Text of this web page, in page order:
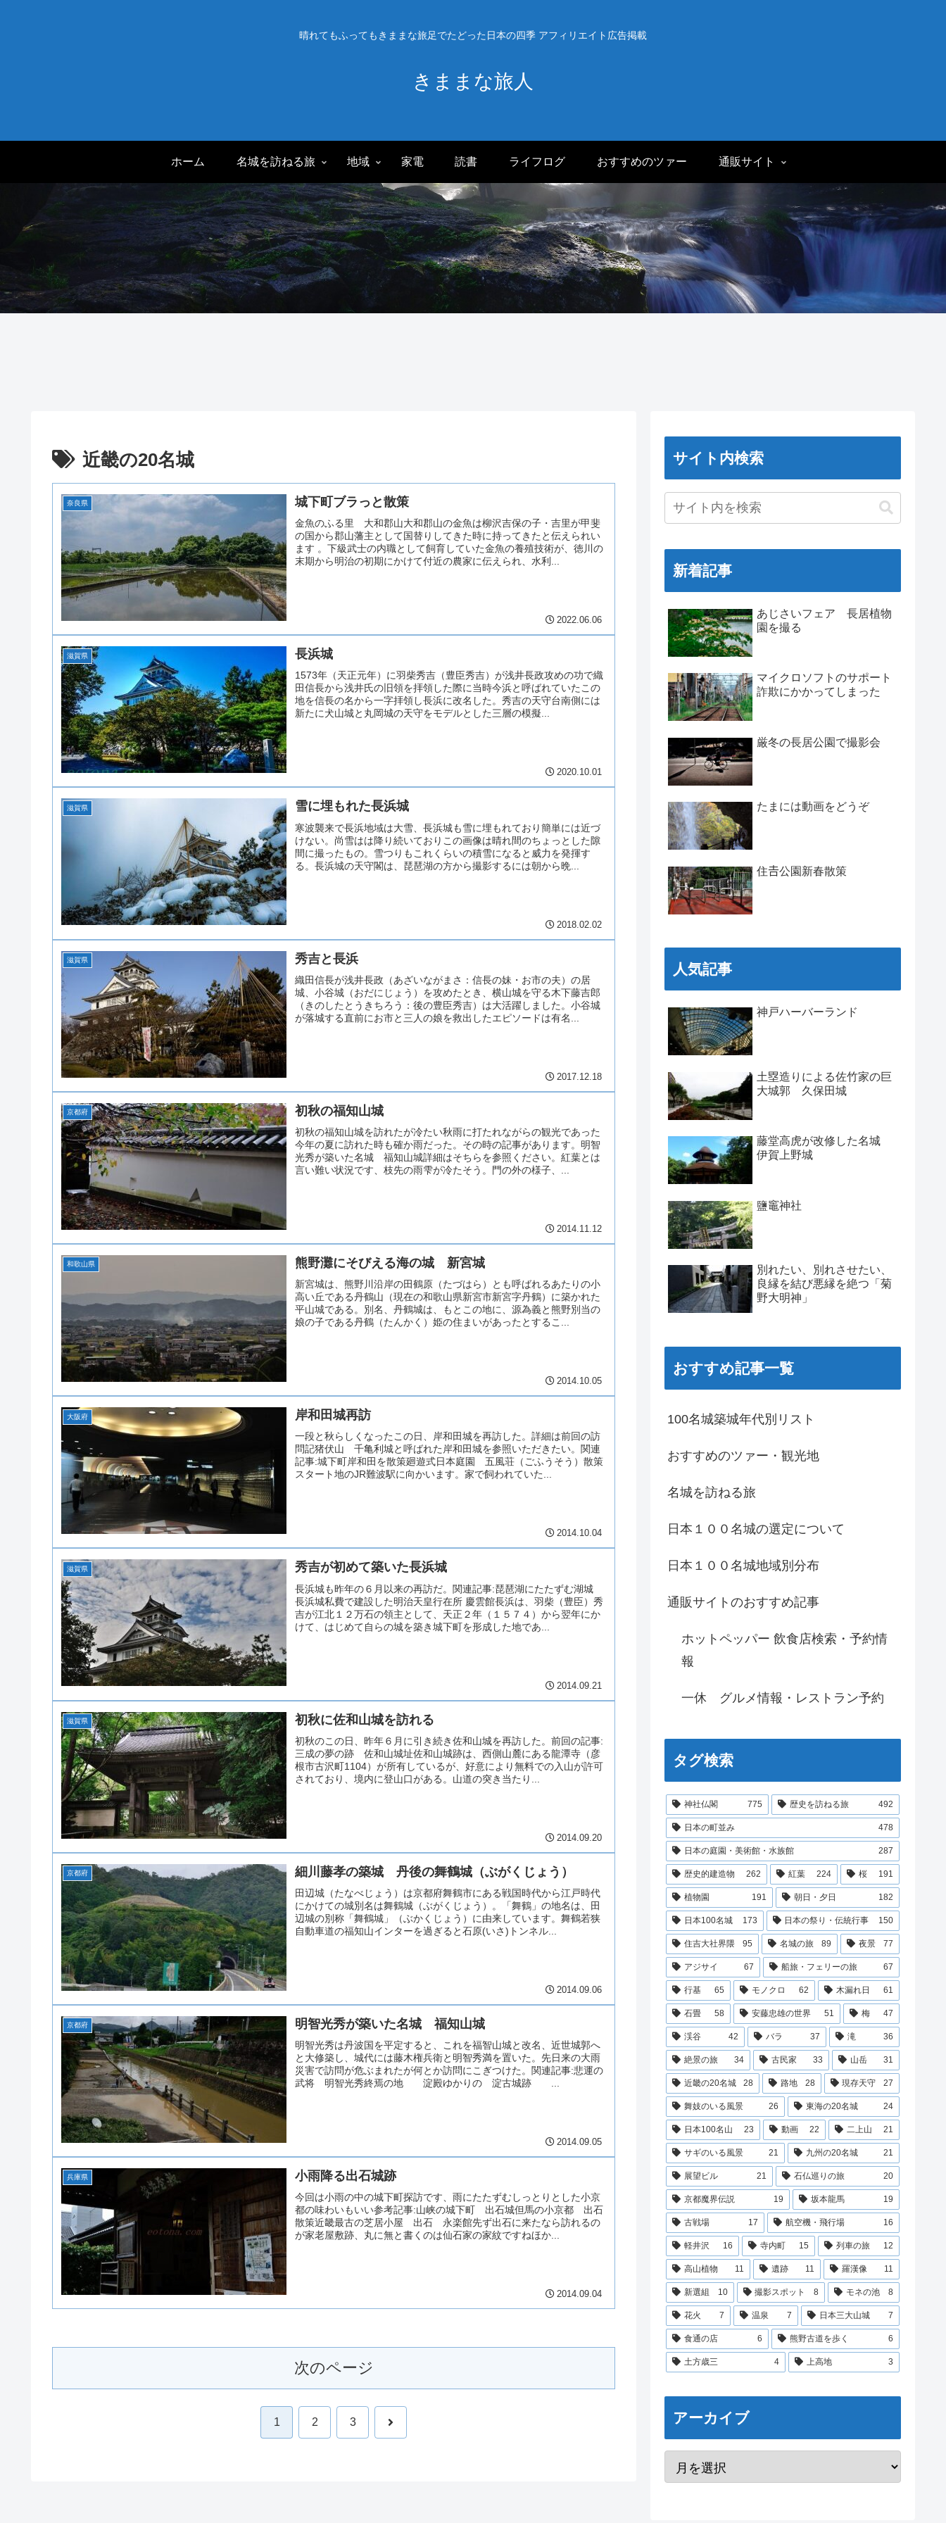
晴れてもふってもきままな旅足でたどった日本の四季 アフィリエイト広告掲載
きままな旅人
ホーム 名城を訪ねる旅 地域 家電 読書 ライフログ おすすめのツァー 通販サイト
近畿の20名城
奈良県 城下町ブラっと散策
金魚のふる里 大和郡山大和郡山の金魚は柳沢吉保の子・吉里が甲斐
の国から郡山藩主として国替りしてきた時に持ってきたと伝えられい
ます 。下級武士の内職として飼育していた金魚の養殖技術が、徳川の
末期から明治の初期にかけて付近の農家に伝えられ、水利...
2022.06.06
滋賀県 長浜城
1573年（天正元年）に羽柴秀吉（豊臣秀吉）が浅井長政攻めの功で織
田信長から浅井氏の旧領を拝領した際に当時今浜と呼ばれていたこの
地を信長の名から一字拝領し長浜に改名した。秀吉の天守台南側には
新たに犬山城と丸岡城の天守をモデルとした三層の模擬...
2020.10.01
滋賀県 雪に埋もれた長浜城
寒波襲来で長浜地域は大雪、長浜城も雪に埋もれており簡単には近づ
けない。尚雪はは降り続いておりこの画像は晴れ間のちょっとした隙
間に撮ったもの。雪つりもこれくらいの積雪になると威力を発揮す
る。長浜城の天守閣は、琵琶湖の方から撮影するには朝から晩...
2018.02.02
滋賀県 秀吉と長浜
織田信長が浅井長政（あざいながまさ：信長の妹・お市の夫）の居
城、小谷城（おだにじょう）を攻めたとき、横山城を守る木下藤吉郎
（きのしたとうきちろう：後の豊臣秀吉）は大活躍しました。小谷城
が落城する直前にお市と三人の娘を救出したエピソードは有名...
2017.12.18
京都府 初秋の福知山城
初秋の福知山城を訪れたが冷たい秋雨に打たれながらの観光であった
今年の夏に訪れた時も確か雨だった。その時の記事があります。明智
光秀が築いた名城 福知山城詳細はそちらを参照ください。紅葉とは
言い難い状況です、枝先の雨雫が冷たそう。門の外の様子、...
2014.11.12
和歌山県 熊野灘にそびえる海の城 新宮城
新宮城は、熊野川沿岸の田鶴原（たづはら）とも呼ばれるあたりの小
高い丘である丹鶴山（現在の和歌山県新宮市新宮字丹鶴）に築かれた
平山城である。別名、丹鶴城は、もとこの地に、源為義と熊野別当の
娘の子である丹鶴（たんかく）姫の住まいがあったとするこ...
2014.10.05
大阪府 岸和田城再訪
一段と秋らしくなったこの日、岸和田城を再訪した。詳細は前回の訪
問記猪伏山 千亀利城と呼ばれた岸和田城を参照いただきたい。関連
記事:城下町岸和田を散策廻遊式日本庭園 五風荘（ごふうそう）散策
スタート地のJR難波駅に向かいます。家で飼われていた...
2014.10.04
滋賀県 秀吉が初めて築いた長浜城
長浜城も昨年の６月以来の再訪だ。関連記事:琵琶湖にたたずむ湖城
長浜城私費で建設した明治天皇行在所 慶雲館長浜は、羽柴（豊臣）秀
吉が江北１２万石の領主として、天正２年（１５７４）から翌年にか
けて、はじめて自らの城を築き城下町を形成した地であ...
2014.09.21
滋賀県 初秋に佐和山城を訪れる
初秋のこの日、昨年６月に引き続き佐和山城を再訪した。前回の記事:
三成の夢の跡 佐和山城址佐和山城跡は、西側山麓にある龍潭寺（彦
根市古沢町1104）が所有しているが、好意により無料での入山が許可
されており、境内に登山口がある。山道の突き当たり...
2014.09.20
京都府 細川藤孝の築城 丹後の舞鶴城（ぶがくじょう）
田辺城（たなべじょう）は京都府舞鶴市にある戦国時代から江戸時代
にかけての城別名は舞鶴城（ぶがくじょう）。「舞鶴」の地名は、田
辺城の別称「舞鶴城」（ぶかくじょう）に由来しています。舞鶴若狭
自動車道の福知山インターを過ぎると石原(いさ)トンネル...
2014.09.06
京都府 明智光秀が築いた名城 福知山城
明智光秀は丹波国を平定すると、これを福智山城と改名、近世城郭へ
と大修築し、城代には藤木権兵衛と明智秀満を置いた。先日来の大雨
災害で訪問が危ぶまれたが何とか訪問にこぎつけた。関連記事:悲運の
武将 明智光秀終焉の地 淀殿ゆかりの 淀古城跡 ...
2014.09.05
兵庫県 小雨降る出石城跡
今回は小雨の中の城下町探訪です、雨にたたずむしっとりとした小京
都の味わいもいい参考記事:山峡の城下町 出石城但馬の小京都 出石
散策近畿最古の芝居小屋 出石 永楽館先ず出石に来たなら訪れるの
が家老屋敷跡、丸に無と書くのは仙石家の家紋ですねほか...
2014.09.04
次のページ
1 2 3 次
サイト内検索
新着記事
あじさいフェア 長居植物
園を撮る
マイクロソフトのサポート
詐欺にかかってしまった
厳冬の長居公園で撮影会
たまには動画をどうぞ
住𠮷公園新春散策
人気記事
神戸ハーバーランド
土塁造りによる佐竹家の巨
大城郭 久保田城
藤堂高虎が改修した名城
伊賀上野城
鹽竈神社
別れたい、別れさせたい、
良縁を結び悪縁を絶つ「菊
野大明神」
おすすめ記事一覧
100名城築城年代別リスト
おすすめのツァー・観光地
名城を訪ねる旅
日本１００名城の選定について
日本１００名城地域別分布
通販サイトのおすすめ記事
ホットペッパー 飲食店検索・予約情
報
一休 グルメ情報・レストラン予約
タグ検索
神社仏閣 775 歴史を訪ねる旅 492
日本の町並み 478
日本の庭園・美術館・水族館 287
歴史的建造物 262 紅葉 224 桜 191
植物園 191 朝日・夕日 182
日本100名城 173 日本の祭り・伝統行事 150
住吉大社界隈 95 名城の旅 89 夜景 77
アジサイ 67 船旅・フェリーの旅 67
行基 65 モノクロ 62 木漏れ日 61
石畳 58 安藤忠雄の世界 51 梅 47
渓谷 42 バラ 37 滝 36
絶景の旅 34 古民家 33 山岳 31
近畿の20名城 28 路地 28 現存天守 27
舞妓のいる風景 26 東海の20名城 24
日本100名山 23 動画 22 二上山 21
サギのいる風景 21 九州の20名城 21
展望ビル 21 石仏巡りの旅 20
京都魔界伝説 19 坂本龍馬 19
古戦場 17 航空機・飛行場 16
軽井沢 16 寺内町 15 列車の旅 12
高山植物 11 遺跡 11 羅漢像 11
新選組 10 撮影スポット 8 モネの池 8
花火 7 温泉 7 日本三大山城 7
食通の店 6 熊野古道を歩く 6
土方歳三 4 上高地 3
アーカイブ